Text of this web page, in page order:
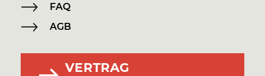
FAQ
AGB
VERTRAG